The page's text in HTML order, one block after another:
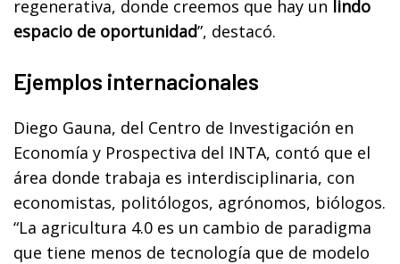
regenerativa, donde creemos que hay un lindo
espacio de oportunidad”, destacó.
Ejemplos internacionales
Diego Gauna, del Centro de Investigación en
Economía y Prospectiva del INTA, contó que el
área donde trabaja es interdisciplinaria, con
economistas, politólogos, agrónomos, biólogos.
“La agricultura 4.0 es un cambio de paradigma
que tiene menos de tecnología que de modelo